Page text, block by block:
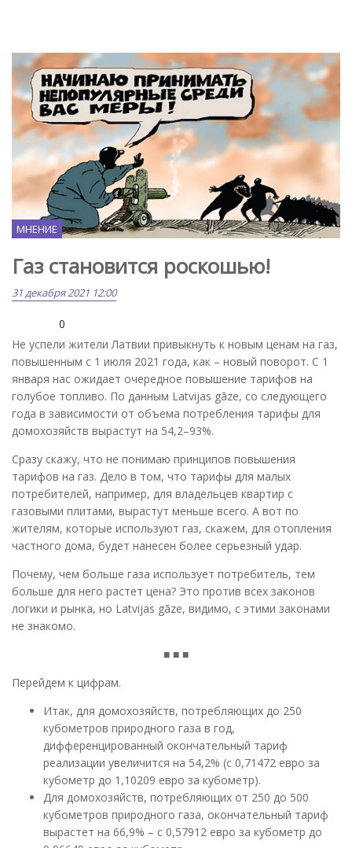
МНЕНИЕ
Газ становится роскошью!
31 декабря 2021 12:00
0
Не успели жители Латвии привыкнуть к новым ценам на газ,
повышенным с 1 июля 2021 года, как – новый поворот. С 1
января нас ожидает очередное повышение тарифов на
голубое топливо. По данным Latvijas gāze, со следующего
года в зависимости от объема потребления тарифы для
домохозяйств вырастут на 54,2–93%.
Сразу скажу, что не понимаю принципов повышения
тарифов на газ. Дело в том, что тарифы для малых
потребителей, например, для владельцев квартир с
газовыми плитами, вырастут меньше всего. А вот по
жителям, которые используют газ, скажем, для отопления
частного дома, будет нанесен более серьезный удар.
Почему, чем больше газа использует потребитель, тем
больше для него растет цена? Это против всех законов
логики и рынка, но Latvijas gāze, видимо, с этими законами
не знакомо.
■ ■ ■
Перейдем к цифрам.
Итак, для домохозяйств, потребляющих до 250
кубометров природного газа в год,
дифференцированный окончательный тариф
реализации увеличится на 54,2% (с 0,71472 евро за
кубометр до 1,10209 евро за кубометр).
Для домохозяйств, потребляющих от 250 до 500
кубометров природного газа, окончательный тариф
вырастет на 66,9% – с 0,57912 евро за кубометр до